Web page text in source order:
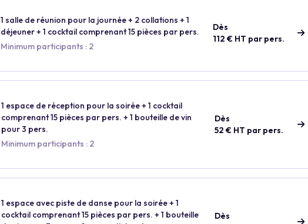
1 salle de réunion pour la journée + 2 collations + 1
déjeuner + 1 cocktail comprenant 15 pièces par pers.
Minimum participants : 2
Dès
112 € HT par pers.
1 espace de réception pour la soirée + 1 cocktail
comprenant 15 pièces par pers. + 1 bouteille de vin
pour 3 pers.
Minimum participants : 2
Dès
52 € HT par pers.
1 espace avec piste de danse pour la soirée + 1
cocktail comprenant 15 pièces par pers. + 1 bouteille
Dès